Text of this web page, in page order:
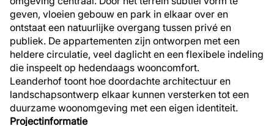
geven, vloeien gebouw en park in elkaar over en
ontstaat een natuurlijke overgang tussen privé en
publiek. De appartementen zijn ontworpen met een
heldere circulatie, veel daglicht en een flexibele indeling
die inspeelt op hedendaags wooncomfort.
Leanderhof toont hoe doordachte architectuur en
landschapsontwerp elkaar kunnen versterken tot een
duurzame woonomgeving met een eigen identiteit.
Projectinformatie